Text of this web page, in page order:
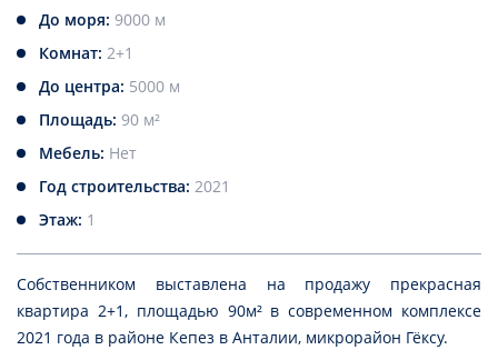
До моря: 9000 м
Комнат: 2+1
До центра: 5000 м
Площадь: 90 м²
Мебель: Нет
Год строительства: 2021
Этаж: 1
Собственником выставлена на продажу прекрасная
квартира 2+1, площадью 90м² в современном комплексе
2021 года в районе Кепез в Анталии, микрорайон Гёксу.